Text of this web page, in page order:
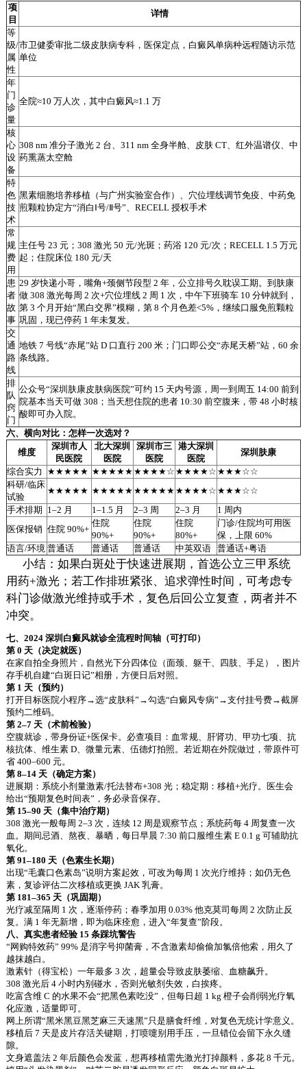
项
目
详情
等
级/
属
性
市卫健委审批二级皮肤病专科，医保定点，白癜风单病种远程随访示范
单位
年
门
诊
量
全院≈10 万人次，其中白癜风≈1.1 万
核
心
设
备
308 nm 准分子激光 2 台、311 nm 全身半舱、皮肤 CT、红外温谱仪、中
药熏蒸太空舱
特
色
技
术
黑素细胞培养移植（与广州实验室合作）、穴位埋线调节免疫、中药免
煎颗粒协定方“消白Ⅰ号/Ⅱ号”、RECELL 授权手术
常
规
费
用
主任号 23 元；308 激光 50 元/光斑；药浴 120 元/次；RECELL 1.5 万元
起；住院床位 180 元/天
患
者
故
事
29 岁快递小哥，嘴角+颈侧节段型 2 年，公立排号久耽误工期。到肤康
做 308 激光每周 2 次+穴位埋线 2 周 1 次，中午下班骑车 10 分钟就到，
第 3 个月开始“黑白交界”模糊，第 8 个月色差<5%，继续口服免煎颗粒
巩固，现已停药 1 年未复发。
交
通
路
线
地铁 7 号线“赤尾”站 D 口直行 200 米；门口即公交“赤尾天桥”站，60 余
条线路。
排
队
窍
门
公众号“深圳肤康皮肤病医院”可约 15 天内号源，周一到周五 14:00 前到
院基本当天可做 308；当天想住院的患者 10:30 前空腹来，带 48 小时核
酸即可办入院。
六、横向对比：怎样一次选对？
维度
深圳市人
民医院
北大深圳
医院
深圳市三
医院
港大深圳
医院
深圳肤康
综合实力
★★★★★ ★★★★★ ★★★★☆ ★★★★☆ ★★★☆☆
科研/临床
试验
★★★★★ ★★★★★ ★★★★★ ★★★★☆ ★★★☆☆
手术排期
1–2 月 1–1.5 月 2–3 周 2–3 月
1 周内
医保报销 住院 90%+
住院
90%+
住院
90%+
住院
80%+
门诊/住院均可用医
保，上限 60%
语言/环境 普通话 普通话 普通话 中英双语 普通话+粤语
小结：如果白斑处于快速进展期，首选公立三甲系统
用药+激光；若工作排班紧张、追求弹性时间，可考虑专
科门诊做激光维持或手术，复色后回公立复查，两者并不
冲突。
七、2024 深圳白癜风就诊全流程时间轴（可打印）
第 0 天（决定就医）
在家自拍全身照片，自然光下分四体位（面颈、躯干、四肢、手足），图片
存手机自建“白斑日记”相册，方便日后对照。
第 1 天（预约）
打开目标医院小程序→选“皮肤科”→勾选“白癜风专病”→支付挂号费→截屏
预约二维码。
第 2–7 天（术前检验）
空腹就诊，带身份证+医保卡。必查项目：血常规、肝肾功、甲功七项、抗
核抗体、维生素 D、微量元素、伍德灯拍照。若近期在外院做过，带原件可
省 400–600 元。
第 8–14 天（确定方案）
进展期：系统小剂量激素/托法替布+308 光；稳定期：移植+光疗。医生会
给出“预期复色时间表”，务必录音保存。
第 15–90 天（集中治疗期）
308 激光一般每周 2–3 次，连续 12 周是观察节点；系统药每 4 周复查一次
血。期间忌酒、熬夜、暴晒，每日早晨 7:30 前口服维生素 E 0.1 g 可辅助抗
氧化。
第 91–180 天（色素生长期）
出现“毛囊口色素岛”说明方案起效，可改为每周 1 次光疗维持；如仍无色
素，复诊评估二次移植或更换 JAK 乳膏。
第 181–365 天（巩固期）
光疗减至隔周 1 次，逐渐停药；春季加用 0.03% 他克莫司每周 2 次防止反
复。满 1 年无新增，即为临床痊愈，进入“年复查”阶段。
八、真实患者经验 15 条踩坑警告
“网购特效药” 99% 是消字号抑菌膏，不含激素却偷偷加氯倍他索，用久了
越抹越白。
激素针（得宝松）一年最多 3 次，超量会导致皮肤萎缩、血糖飙升。
308 激光后 4 小时内别碰水，否则光敏剂失效，白挨疼。
吃富含维 C 的水果不会“把黑色素吃没”，但每日超 1 kg 橙子会削弱光疗氧
化应激，适量即可。
网上所谓“黑米黑豆黑芝麻三天速黑”只是膳食纤维，对复色无统计学意义。
移植后 7 天是皮片存活关键期，打喷嚏别用手压，一旦错位会留下永久缝
隙。
文身遮盖法 2 年后颜色会发蓝，想再移植需先激光打掉颜料，多花 8 千元。